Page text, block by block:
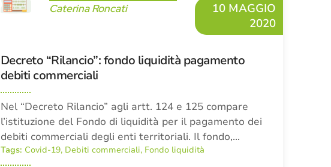
Caterina Roncati
10 MAGGIO
2020
Decreto “Rilancio”: fondo liquidità pagamento
debiti commerciali
Nel “Decreto Rilancio” agli artt. 124 e 125 compare
l’istituzione del Fondo di liquidità per il pagamento dei
debiti commerciali degli enti territoriali. Il fondo,…
Tags: Covid-19, Debiti commerciali, Fondo liquidità